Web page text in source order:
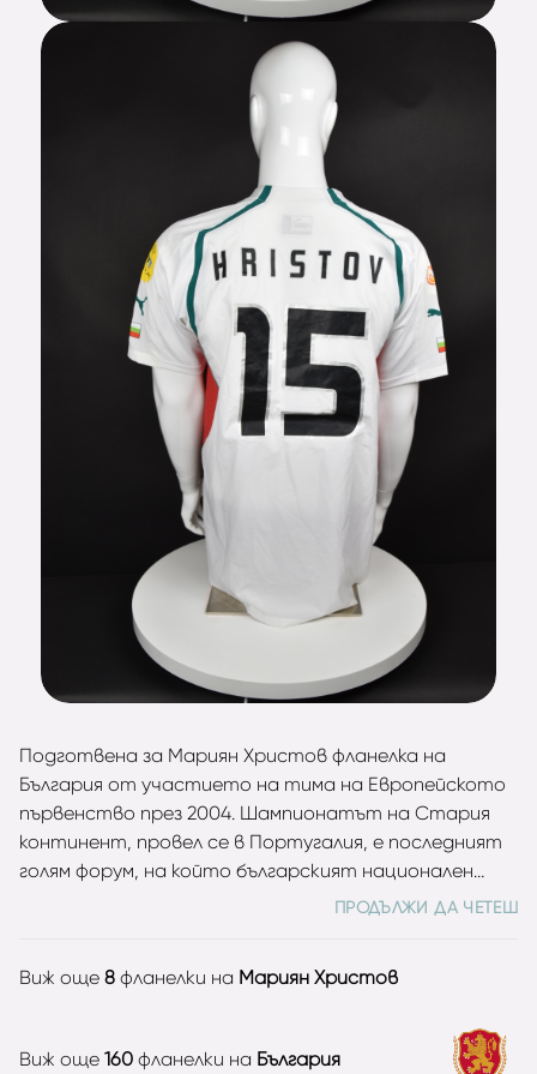
Подготвена за Мариян Христов фланелка на
България от участието на тима на Европейското
първенство през 2004. Шампионатът на Стария
континент, провел се в Португалия, е последният
голям форум, на който българският национален
отбор се класира. Въпреки че воденият от Пламен
водещи европейски футболни нации като Хърватия
„Лъвовете“ се прибират в България без нито една
ПРОДЪЛЖИ ДА ЧЕТЕШ
Виж още 8 фланелки на Мариян Христов
Виж още 160 фланелки на България